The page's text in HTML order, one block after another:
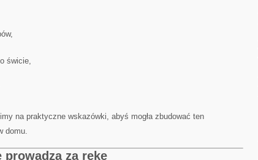
świcie,
na praktyczne wskazówki, abyś mogła zbudować ten
domu.
za rękę